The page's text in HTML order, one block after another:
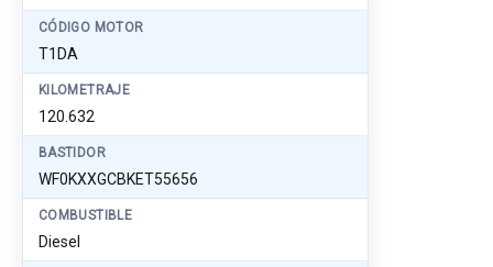
CÓDIGO MOTOR
T1DA
KILOMETRAJE
120.632
BASTIDOR
WF0KXXGCBKET55656
COMBUSTIBLE
Diesel